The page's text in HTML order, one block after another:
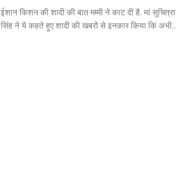
ईशान किशन की शादी की बात मम्मी ने काट दी है. मां सुचित्रा
सिंह ने ये कहते हुए शादी की खबरों से इनकार किया कि अभी…